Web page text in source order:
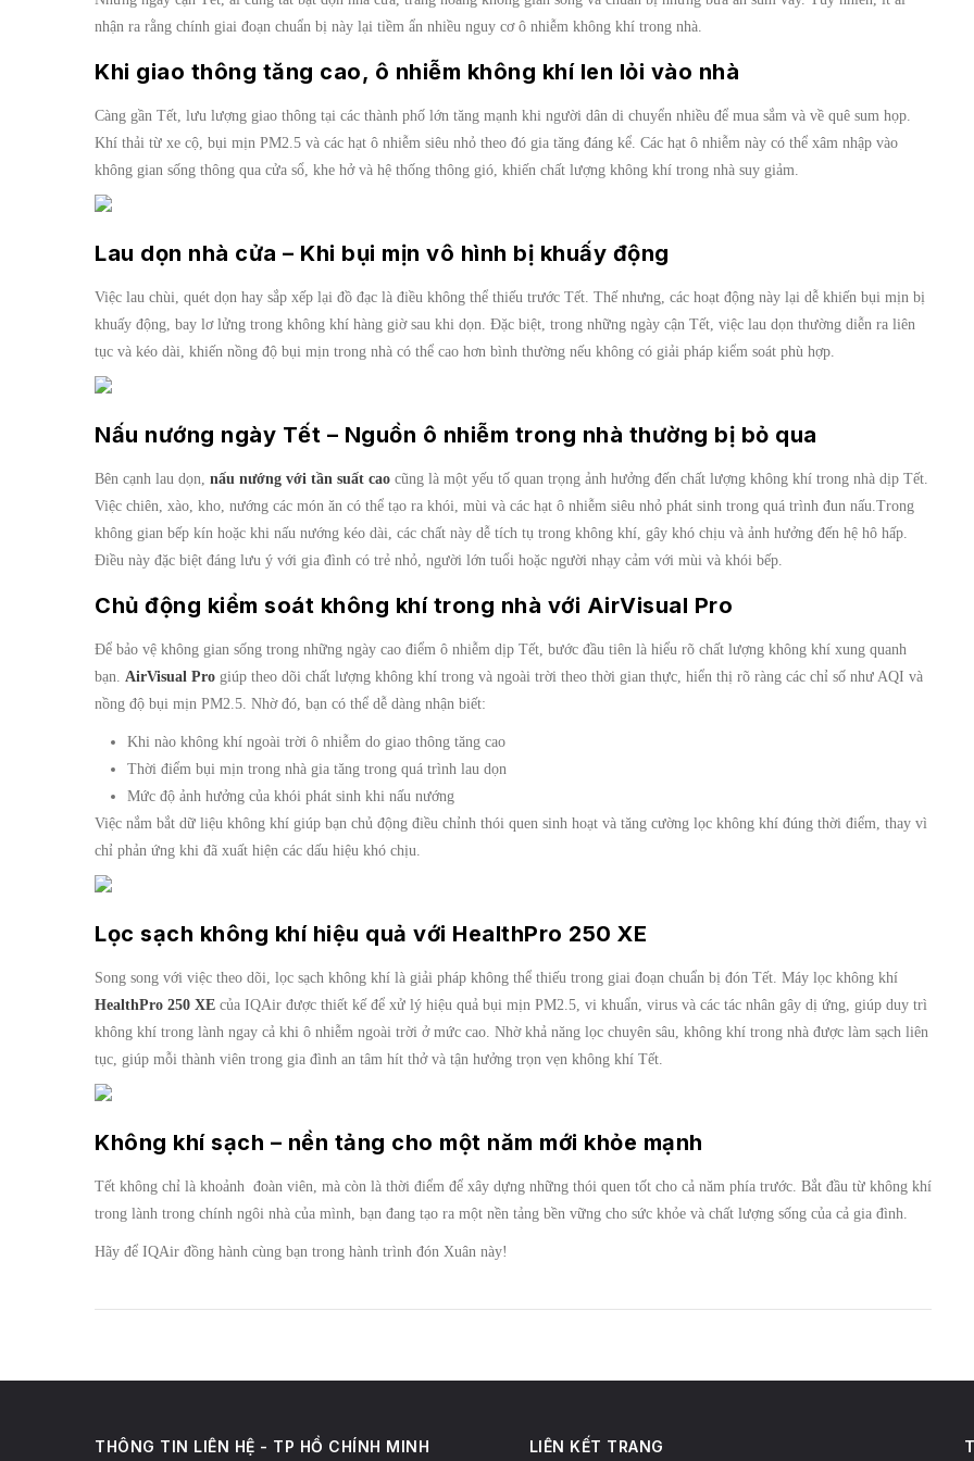
nhận ra rằng chính giai đoạn chuẩn bị này lại tiềm ẩn nhiều nguy cơ ô nhiễm không khí trong nhà.
Khi giao thông tăng cao, ô nhiễm không khí len lỏi vào nhà
Càng gần Tết, lưu lượng giao thông tại các thành phố lớn tăng mạnh khi người dân di chuyển nhiều để mua sắm và về quê sum họp.
Khí thải từ xe cộ, bụi mịn PM2.5 và các hạt ô nhiễm siêu nhỏ theo đó gia tăng đáng kể. Các hạt ô nhiễm này có thể xâm nhập vào
không gian sống thông qua cửa sổ, khe hở và hệ thống thông gió, khiến chất lượng không khí trong nhà suy giảm.
Lau dọn nhà cửa – Khi bụi mịn vô hình bị khuấy động
Việc lau chùi, quét dọn hay sắp xếp lại đồ đạc là điều không thể thiếu trước Tết. Thế nhưng, các hoạt động này lại dễ khiến bụi mịn bị
khuấy động, bay lơ lửng trong không khí hàng giờ sau khi dọn. Đặc biệt, trong những ngày cận Tết, việc lau dọn thường diễn ra liên
tục và kéo dài, khiến nồng độ bụi mịn trong nhà có thể cao hơn bình thường nếu không có giải pháp kiểm soát phù hợp.
Nấu nướng ngày Tết – Nguồn ô nhiễm trong nhà thường bị bỏ qua
Bên cạnh lau dọn, nấu nướng với tần suất cao cũng là một yếu tố quan trọng ảnh hưởng đến chất lượng không khí trong nhà dịp Tết.
Việc chiên, xào, kho, nướng các món ăn có thể tạo ra khói, mùi và các hạt ô nhiễm siêu nhỏ phát sinh trong quá trình đun nấu.Trong
không gian bếp kín hoặc khi nấu nướng kéo dài, các chất này dễ tích tụ trong không khí, gây khó chịu và ảnh hưởng đến hệ hô hấp.
Điều này đặc biệt đáng lưu ý với gia đình có trẻ nhỏ, người lớn tuổi hoặc người nhạy cảm với mùi và khói bếp.
Chủ động kiểm soát không khí trong nhà với AirVisual Pro
Để bảo vệ không gian sống trong những ngày cao điểm ô nhiễm dịp Tết, bước đầu tiên là hiểu rõ chất lượng không khí xung quanh
bạn. AirVisual Pro giúp theo dõi chất lượng không khí trong và ngoài trời theo thời gian thực, hiển thị rõ ràng các chỉ số như AQI và
nồng độ bụi mịn PM2.5. Nhờ đó, bạn có thể dễ dàng nhận biết:
Khi nào không khí ngoài trời ô nhiễm do giao thông tăng cao
Thời điểm bụi mịn trong nhà gia tăng trong quá trình lau dọn
Mức độ ảnh hưởng của khói phát sinh khi nấu nướng
Việc nắm bắt dữ liệu không khí giúp bạn chủ động điều chỉnh thói quen sinh hoạt và tăng cường lọc không khí đúng thời điểm, thay vì
chỉ phản ứng khi đã xuất hiện các dấu hiệu khó chịu.
Lọc sạch không khí hiệu quả với HealthPro 250 XE
Song song với việc theo dõi, lọc sạch không khí là giải pháp không thể thiếu trong giai đoạn chuẩn bị đón Tết. Máy lọc không khí
HealthPro 250 XE của IQAir được thiết kế để xử lý hiệu quả bụi mịn PM2.5, vi khuẩn, virus và các tác nhân gây dị ứng, giúp duy trì
không khí trong lành ngay cả khi ô nhiễm ngoài trời ở mức cao. Nhờ khả năng lọc chuyên sâu, không khí trong nhà được làm sạch liên
tục, giúp mỗi thành viên trong gia đình an tâm hít thở và tận hưởng trọn vẹn không khí Tết.
Không khí sạch – nền tảng cho một năm mới khỏe mạnh
Tết không chỉ là khoảnh đoàn viên, mà còn là thời điểm để xây dựng những thói quen tốt cho cả năm phía trước. Bắt đầu từ không khí
trong lành trong chính ngôi nhà của mình, bạn đang tạo ra một nền tảng bền vững cho sức khỏe và chất lượng sống của cả gia đình.
Hãy để IQAir đồng hành cùng bạn trong hành trình đón Xuân này!
THÔNG TIN LIÊN HỆ - TP HỒ CHÍNH MINH LIÊN KẾT TRANG